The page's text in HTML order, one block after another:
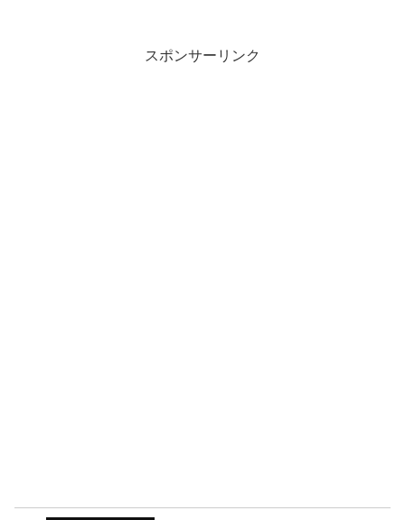
スポンサーリンク